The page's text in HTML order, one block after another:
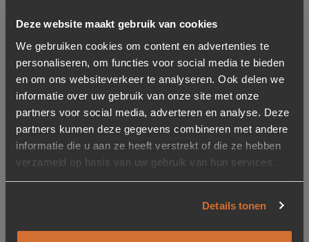
Deze website maakt gebruik van cookies
We gebruiken cookies om content en advertenties te
personaliseren, om functies voor social media te bieden
en om ons websiteverkeer te analyseren. Ook delen we
informatie over uw gebruik van onze site met onze
partners voor social media, adverteren en analyse. Deze
partners kunnen deze gegevens combineren met andere
informatie die u aan ze heeft verstrekt of die ze hebben
verzameld op basis van uw gebruik van hun services.
Details tonen
Toevoegen aan verlanglijstje
Verwijderen van verlanglijst